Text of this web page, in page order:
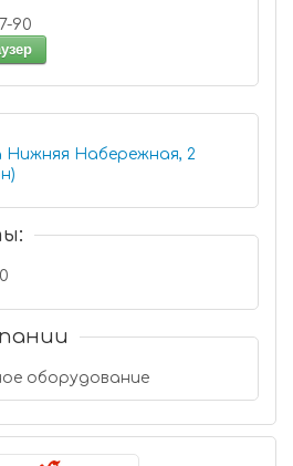
57-90
Нижняя Набережная, 2
оборудование